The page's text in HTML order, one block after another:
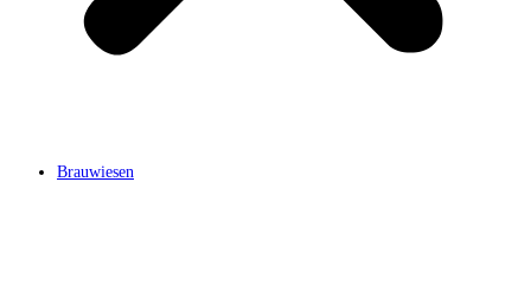
Brauwiesen